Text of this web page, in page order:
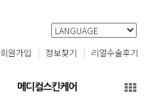
회원가입 정보찾기 리얼수술후기
메디컬스킨케어